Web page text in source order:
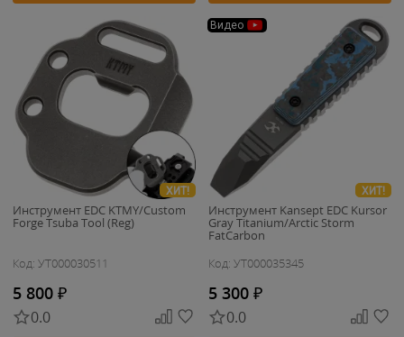
ХИТ!
Инструмент EDC KTMY/Custom
Forge Tsuba Tool (Reg)
Код: УТ000030511
5 800 ₽
0.0
Видео
ХИТ!
Инструмент Kansept EDC Kursor
Gray Titanium/Arctic Storm
FatCarbon
Код: УТ000035345
5 300 ₽
0.0